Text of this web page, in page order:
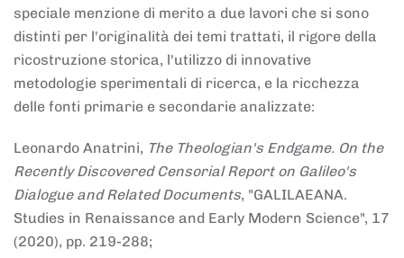
speciale menzione di merito a due lavori che si sono
distinti per l'originalità dei temi trattati, il rigore della
ricostruzione storica, l'utilizzo di innovative
metodologie sperimentali di ricerca, e la ricchezza
delle fonti primarie e secondarie analizzate:
Leonardo Anatrini, The Theologian's Endgame. On the
Recently Discovered Censorial Report on Galileo's
Dialogue and Related Documents, "GALILAEANA.
Studies in Renaissance and Early Modern Science", 17
(2020), pp. 219-288;